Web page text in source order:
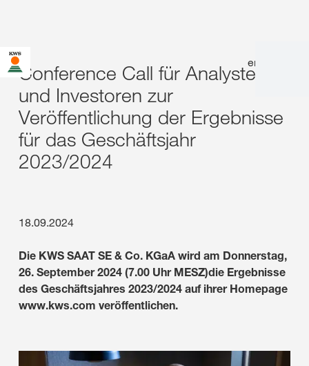
en
Conference Call für Analysten
und Investoren zur
Veröffentlichung der Ergebnisse
für das Geschäftsjahr
2023/2024
18.09.2024
Die KWS SAAT SE & Co. KGaA wird am Donnerstag,
26. September 2024 (7.00 Uhr MESZ)die Ergebnisse
des Geschäftsjahres 2023/2024 auf ihrer Homepage
www.kws.com veröffentlichen.